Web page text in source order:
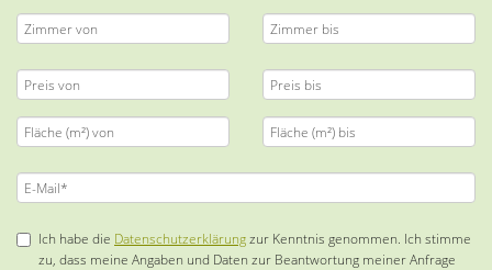
Ich habe die Datenschutzerklärungzur Kenntnis genommen. Ich stimme
zu, dass meine Angaben und Daten zur Beantwortung meiner Anfrage